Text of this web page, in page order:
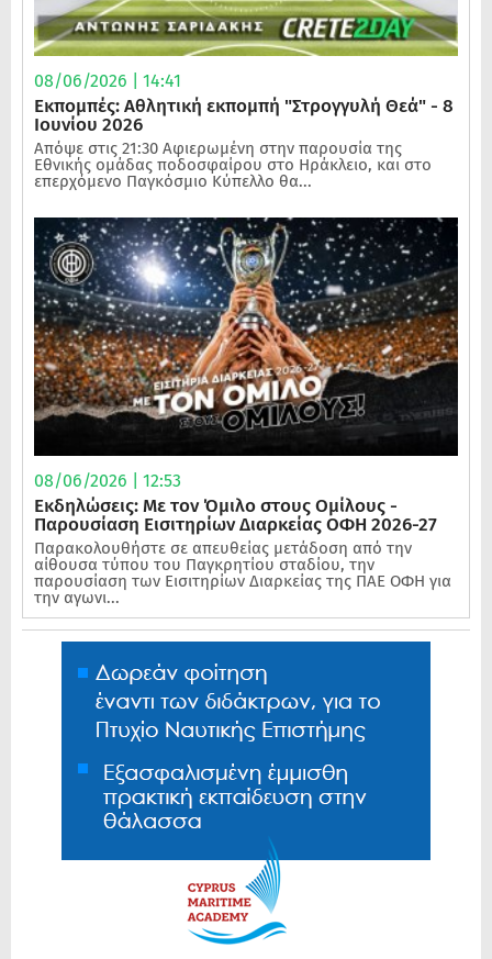
08/06/2026 | 14:41
Εκπομπές: Αθλητική εκπομπή "Στρογγυλή Θεά" - 8
Ιουνίου 2026
Απόψε στις 21:30 Αφιερωμένη στην παρουσία της
Εθνικής ομάδας ποδοσφαίρου στο Ηράκλειο, και στο
επερχόμενο Παγκόσμιο Κύπελλο θα...
08/06/2026 | 12:53
Εκδηλώσεις: Με τον Όμιλο στους Ομίλους -
Παρουσίαση Εισιτηρίων Διαρκείας ΟΦΗ 2026-27
Παρακολουθήστε σε απευθείας μετάδοση από την
αίθουσα τύπου του Παγκρητίου σταδίου, την
παρουσίαση των Εισιτηρίων Διαρκείας της ΠΑΕ ΟΦΗ για
την αγωνι...